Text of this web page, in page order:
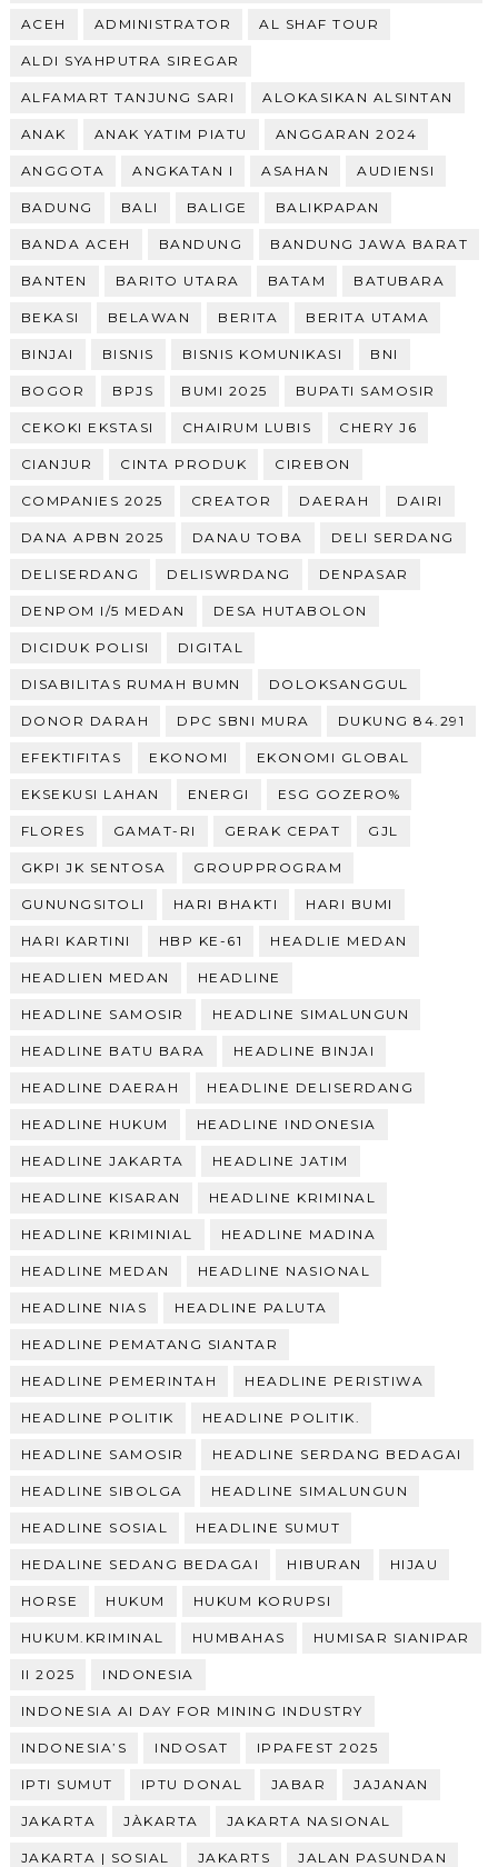
ACEH ADMINISTRATOR AL SHAF TOUR
ALDI SYAHPUTRA SIREGAR
ALFAMART TANJUNG SARI ALOKASIKAN ALSINTAN
ANAK ANAK YATIM PIATU ANGGARAN 2024
ANGGOTA ANGKATAN I ASAHAN AUDIENSI
BADUNG BALI BALIGE BALIKPAPAN
BANDA ACEH BANDUNG BANDUNG JAWA BARAT
BANTEN BARITO UTARA BATAM BATUBARA
BEKASI BELAWAN BERITA BERITA UTAMA
BINJAI BISNIS BISNIS KOMUNIKASI BNI
BOGOR BPJS BUMI 2025 BUPATI SAMOSIR
CEKOKI EKSTASI CHAIRUM LUBIS CHERY J6
CIANJUR CINTA PRODUK CIREBON
COMPANIES 2025 CREATOR DAERAH DAIRI
DANA APBN 2025 DANAU TOBA DELI SERDANG
DELISERDANG DELISWRDANG DENPASAR
DENPOM I/5 MEDAN DESA HUTABOLON
DICIDUK POLISI DIGITAL
DISABILITAS RUMAH BUMN DOLOKSANGGUL
DONOR DARAH DPC SBNI MURA DUKUNG 84.291
EFEKTIFITAS EKONOMI EKONOMI GLOBAL
EKSEKUSI LAHAN ENERGI ESG GOZERO%
FLORES GAMAT-RI GERAK CEPAT GJL
GKPI JK SENTOSA GROUPPROGRAM
GUNUNGSITOLI HARI BHAKTI HARI BUMI
HARI KARTINI HBP KE-61 HEADLIE MEDAN
HEADLIEN MEDAN HEADLINE
HEADLINE SAMOSIR HEADLINE SIMALUNGUN
HEADLINE BATU BARA HEADLINE BINJAI
HEADLINE DAERAH HEADLINE DELISERDANG
HEADLINE HUKUM HEADLINE INDONESIA
HEADLINE JAKARTA HEADLINE JATIM
HEADLINE KISARAN HEADLINE KRIMINAL
HEADLINE KRIMINIAL HEADLINE MADINA
HEADLINE MEDAN HEADLINE NASIONAL
HEADLINE NIAS HEADLINE PALUTA
HEADLINE PEMATANG SIANTAR
HEADLINE PEMERINTAH HEADLINE PERISTIWA
HEADLINE POLITIK HEADLINE POLITIK.
HEADLINE SAMOSIR HEADLINE SERDANG BEDAGAI
HEADLINE SIBOLGA HEADLINE SIMALUNGUN
HEADLINE SOSIAL HEADLINE SUMUT
HEDALINE SEDANG BEDAGAI HIBURAN HIJAU
HORSE HUKUM HUKUM KORUPSI
HUKUM.KRIMINAL HUMBAHAS HUMISAR SIANIPAR
II 2025 INDONESIA
INDONESIA AI DAY FOR MINING INDUSTRY
INDONESIA’S INDOSAT IPPAFEST 2025
IPTI SUMUT IPTU DONAL JABAR JAJANAN
JAKARTA JÀKARTA JAKARTA NASIONAL
JAKARTA | SOSIAL JAKARTS JALAN PASUNDAN